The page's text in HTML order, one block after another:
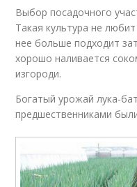
Выбор посадочного
Такая культура не
нее больше подходит
хорошо наливается
изгороди.
Богатый урожай лука-
предшественниками